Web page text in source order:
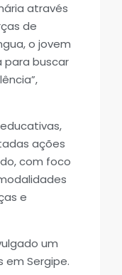
através
de
o jovem
para buscar
ações
com foco
e
um
em Sergipe.